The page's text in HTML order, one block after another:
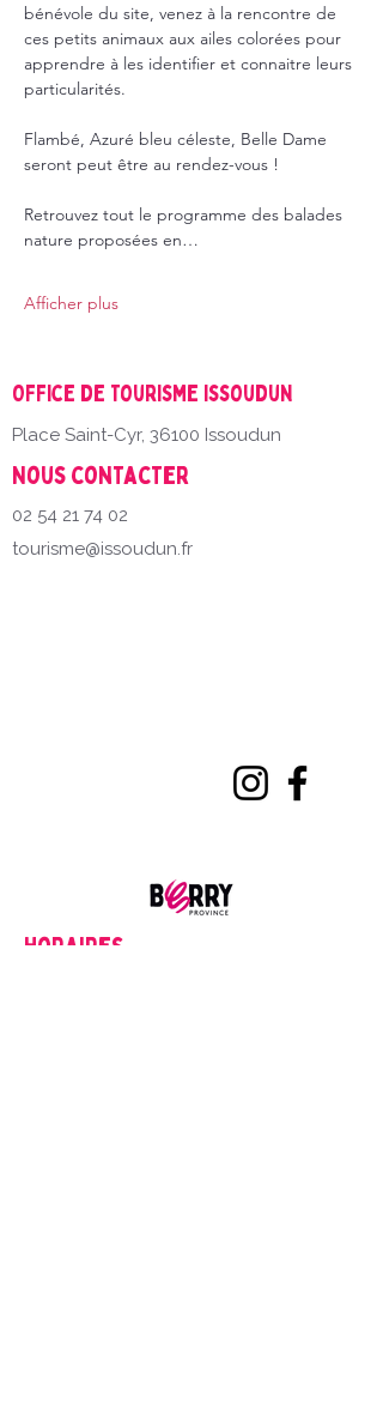
bénévole du site, venez à la rencontre de
ces petits animaux aux ailes colorées pour
apprendre à les identifier et connaitre leurs
particularités.
Flambé, Azuré bleu céleste, Belle Dame
seront peut être au rendez-vous !
Retrouvez tout le programme des balades
nature proposées en…
Afficher plus
Office de Tourisme Issoudun
Place Saint-Cyr, 36100 Issoudun
Nous contacter
02 54 21 74 02
tourisme@issoudun.fr
Horaires